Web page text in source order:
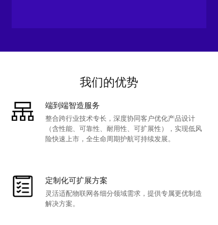
我们的优势
端到端智造服务
整合跨行业技术专长，深度协同客户优化产品设计
（含性能、可靠性、耐用性、可扩展性），实现低风
险快速上市，全生命周期护航可持续发展。
定制化可扩展方案
灵活适配物联网各细分领域需求，提供专属更优制造
解决方案。